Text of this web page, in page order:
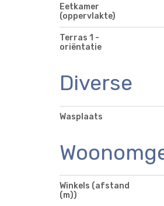
Eetkamer
(oppervlakte)
Terras 1 -
oriëntatie
Diverse
Wasplaats
Winkels (afstand
(m))